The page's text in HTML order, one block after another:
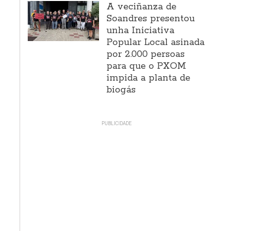
A veciñanza de
Soandres presentou
unha Iniciativa
Popular Local asinada
por 2.000 persoas
para que o PXOM
impida a planta de
biogás